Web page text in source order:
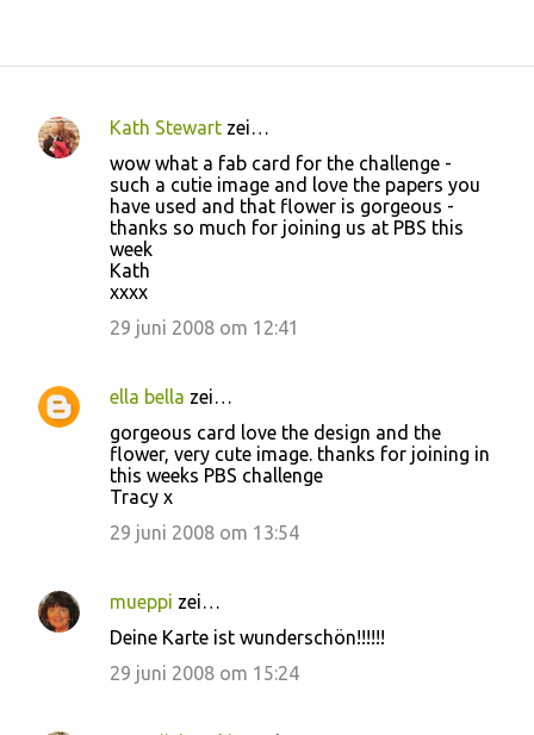
R
Kath Stewart zei…
wow what a fab card for the challenge -
such a cutie image and love the papers you
have used and that flower is gorgeous -
thanks so much for joining us at PBS this
week
Kath
xxxx
29 juni 2008 om 12:41
ella bella zei…
gorgeous card love the design and the
flower, very cute image. thanks for joining in
this weeks PBS challenge
Tracy x
29 juni 2008 om 13:54
mueppi zei…
Deine Karte ist wunderschön!!!!!!
29 juni 2008 om 15:24